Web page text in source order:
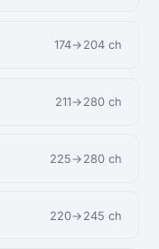
174→204 ch
211→280 ch
225→280 ch
220→245 ch